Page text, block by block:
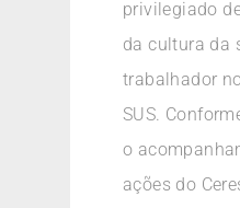
privilegiado
da cultura da
trabalhador
SUS.
o
ações do